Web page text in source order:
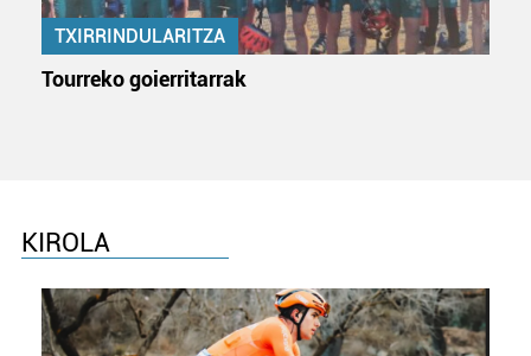
TXIRRINDULARITZA
Tourreko goierritarrak
KIROLA